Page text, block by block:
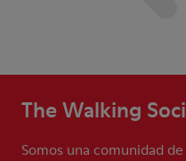
The Walking
Somos una comunidad